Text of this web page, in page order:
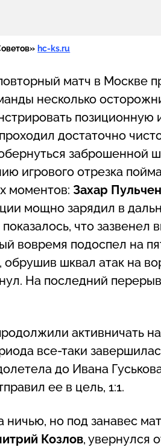
hc-ks.ru
матч в Москве
несколько
позиционную
достаточно
заброшенной
игрового отрезка
моментов: Захар
мощно зарядил в
что зазвенел
вовремя подоспел на
обрушив шквал атак на
На последний
активничать
все-таки
до Ивана
ее в цель, 1:1.
но под занавес
Козлов, увернулся